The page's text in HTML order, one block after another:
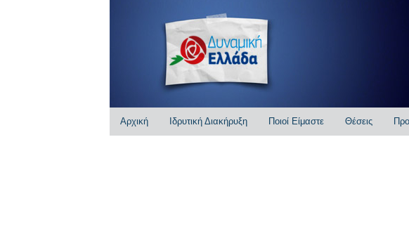
Αρχική Ιδρυτική Διακήρυξη Ποιοί Είμαστε Θέσεις